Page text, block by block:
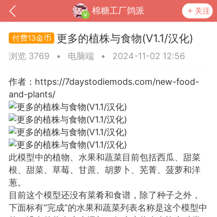
棉糖工厂鸽派 关注
我的钱包 道具 排行榜
MOD下载 攻略教程 联机招募
13金币 更多的植株与食物(V1.1/汉化)
浏览 3769 • 电脑端 • 2024-11-02 12:56
作者：https://7daystodiemods.com/new-food-
and-plants/
此模型中的植物、水果和蔬菜目前包括西瓜、甜菜
根、甜菜、草莓、甘蔗、胡萝卜、芜菁、菠萝和洋
葱。
目前这个模型还没有菜肴和食谱，除了种子之外，
下面标有“完成”的水果和蔬菜列表名称是这个模型中